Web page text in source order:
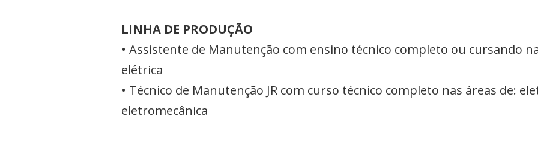
LINHA DE PRODUÇÃO
• Assistente de Manutenção com ensino técnico completo ou cursando
elétrica
• Técnico de Manutenção JR com curso técnico completo nas áreas de:
eletromecânica